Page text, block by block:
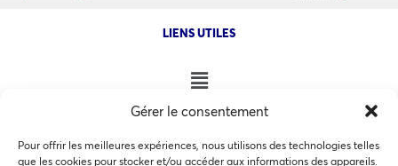
Gérer le consentement
Pour offrir les meilleures expériences, nous utilisons des technologies telles
que les cookies pour stocker et/ou accéder aux informations des appareils.
LIENS UTILES
NOS AUTRES SITES